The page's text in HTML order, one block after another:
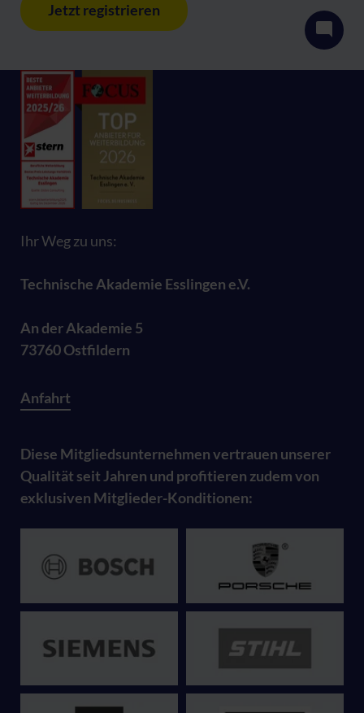
Jetzt registrieren
Ihr Weg zu uns:
Technische Akademie Esslingen e.V.
An der Akademie 5
73760 Ostfildern
Anfahrt
Diese Mitgliedsunternehmen vertrauen unserer
Qualität seit Jahren und profitieren zudem von
exklusiven Mitglieder-Konditionen: